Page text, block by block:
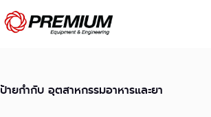
Skip
to
content
ป้ายกำกับ อุตสาหกรรมอาหารและยา